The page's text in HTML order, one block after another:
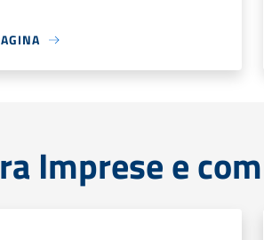
Imprese e